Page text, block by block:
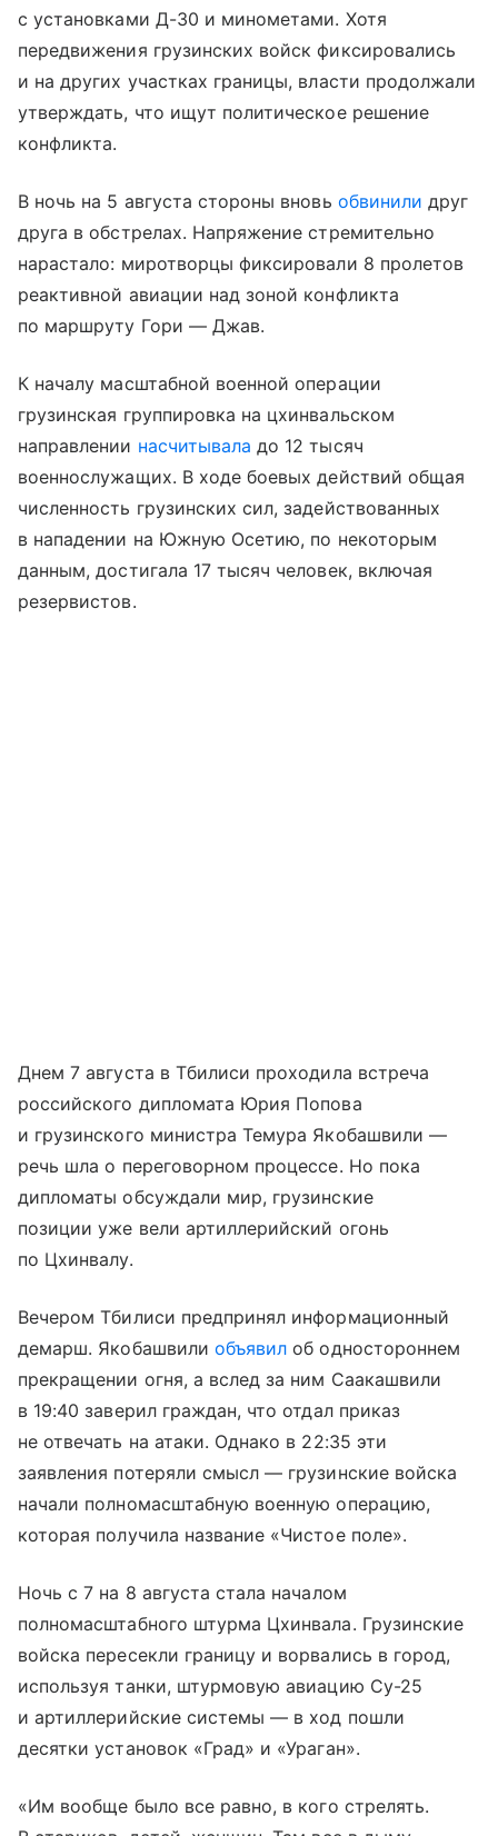
с установками Д-30 и минометами. Хотя
передвижения грузинских войск фиксировались
и на других участках границы, власти продолжали
утверждать, что ищут политическое решение
конфликта.
В ночь на 5 августа стороны вновь обвинили друг
друга в обстрелах. Напряжение стремительно
нарастало: миротворцы фиксировали 8 пролетов
реактивной авиации над зоной конфликта
по маршруту Гори — Джав.
К началу масштабной военной операции
грузинская группировка на цхинвальском
направлении насчитывала до 12 тысяч
военнослужащих. В ходе боевых действий общая
численность грузинских сил, задействованных
в нападении на Южную Осетию, по некоторым
данным, достигала 17 тысяч человек, включая
резервистов.
Днем 7 августа в Тбилиси проходила встреча
российского дипломата Юрия Попова
и грузинского министра Темура Якобашвили —
речь шла о переговорном процессе. Но пока
дипломаты обсуждали мир, грузинские
позиции уже вели артиллерийский огонь
по Цхинвалу.
Вечером Тбилиси предпринял информационный
демарш. Якобашвили объявил об одностороннем
прекращении огня, а вслед за ним Саакашвили
в 19:40 заверил граждан, что отдал приказ
не отвечать на атаки. Однако в 22:35 эти
заявления потеряли смысл — грузинские войска
начали полномасштабную военную операцию,
которая получила название «Чистое поле».
Ночь с 7 на 8 августа стала началом
полномасштабного штурма Цхинвала. Грузинские
войска пересекли границу и ворвались в город,
используя танки, штурмовую авиацию Су-25
и артиллерийские системы — в ход пошли
десятки установок «Град» и «Ураган».
«Им вообще было все равно, в кого стрелять.